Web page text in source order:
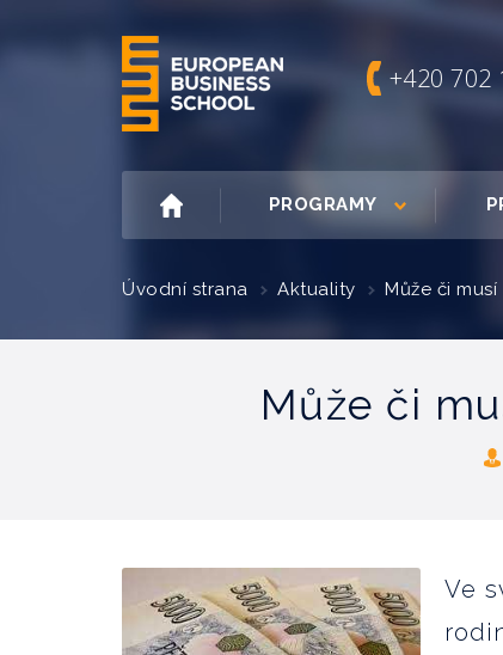
+420 702
PROGRAMY
Úvodní strana Aktuality Může či
Může či
Ve